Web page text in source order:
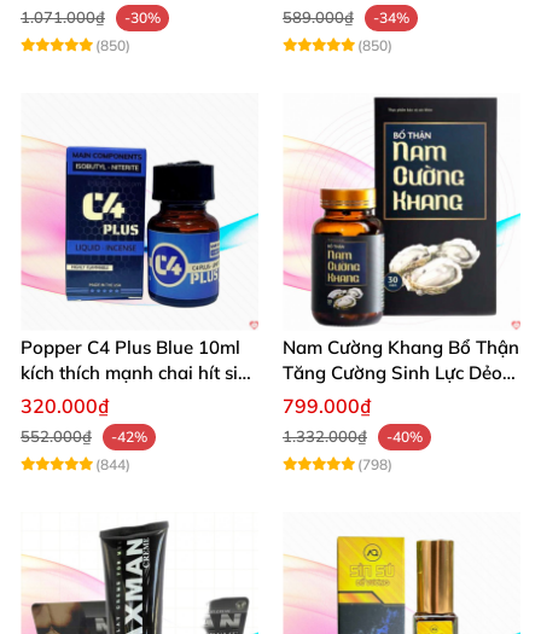
1.071.000₫
-30%
(850)
589.000₫
-34%
(850)
Popper C4 Plus Blue 10ml
kích thích mạnh chai hít siêu
đỉnh
320.000₫
552.000₫
-42%
(844)
Nam Cường Khang Bổ Thận
Tăng Cường Sinh Lực Dẻo
Dai Mạnh Mẽ
799.000₫
1.332.000₫
-40%
(798)